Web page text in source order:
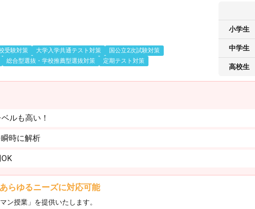
受験対策 大学入学共通テスト対策
国公立2次試験対策
総合型選抜・学校推薦型選抜対策 定期テスト対策
小学生
中学生
高校生
ルも高い！
時に解析
らゆるニーズに対応可能
ン授業」を提供いたします。​